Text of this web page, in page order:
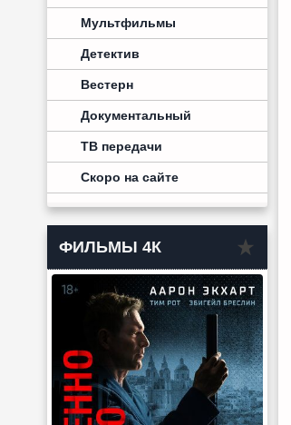
Мультфильмы
Детектив
Вестерн
Документальный
ТВ передачи
Скоро на сайте
ФИЛЬМЫ 4К